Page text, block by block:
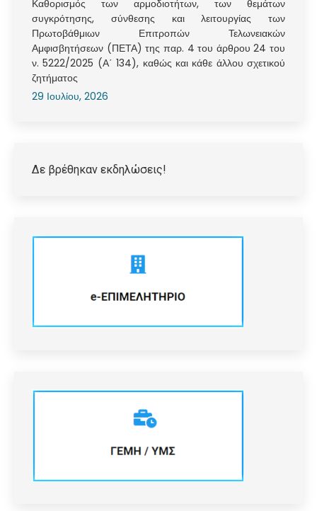
Καθορισμός των αρμοδιοτήτων, των θεμάτων
συγκρότησης, σύνθεσης και λειτουργίας των
Πρωτοβάθμιων Επιτροπών Τελωνειακών
Αμφισβητήσεων (ΠΕΤΑ) της παρ. 4 του άρθρου 24 του
ν. 5222/2025 (Α΄ 134), καθώς και κάθε άλλου σχετικού
ζητήματος
29 Ιουλίου, 2026
Δε βρέθηκαν εκδηλώσεις!